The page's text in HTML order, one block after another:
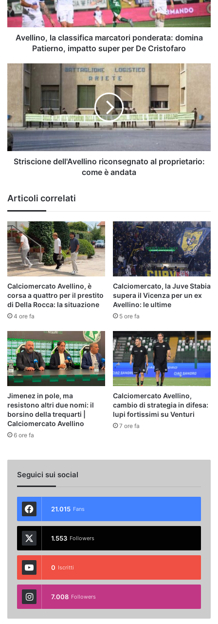
Patierno,
impatto
super
perAvellino, la classifica marcatori ponderata: domina
Patierno, impatto super per De Cristofaro
Striscione
riconsegnato
proprietario:
come
è
andata
Striscione dell'Avellino riconsegnato al proprietario:
come è andata
Articoli correlati
Calciomercato Avellino, è
corsa a quattro per il prestito
di Della Rocca: la situazione
4 ore fa
Calciomercato, la Juve Stabia
supera il Vicenza per un ex
Avellino: le ultime
5 ore fa
Jimenez in pole, ma
resistono altri due nomi: il
borsino della trequarti |
Calciomercato Avellino
6 ore fa
Calciomercato Avellino,
cambio di strategia in difesa:
lupi fortissimi su Venturi
7 ore fa
Seguici sui social
21.015 Fans
1.553 Followers
0 Iscritti
7.008 Followers